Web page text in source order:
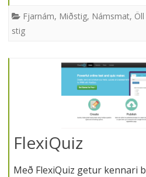
Fjarnám, Miðstig, Námsmat,
stig
FlexiQuiz
Með FlexiQuiz getur kennari